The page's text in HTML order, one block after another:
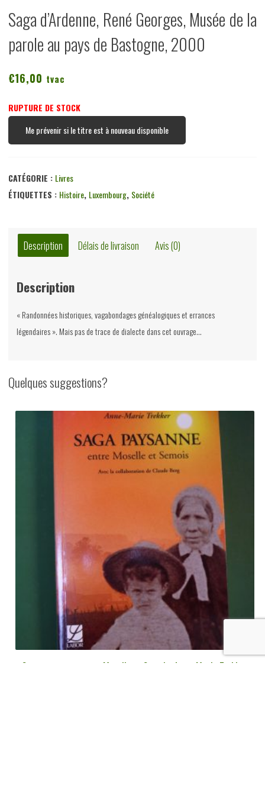
Saga d’Ardenne, René Georges, Musée de la
parole au pays de Bastogne, 2000
€16,00 tvac
RUPTURE DE STOCK
Me prévenir si le titre est à nouveau disponible
CATÉGORIE : Livres
ÉTIQUETTES : Histoire, Luxembourg, Société
Description Délais de livraison Avis (0)
Description
« Randonnées historiques, vagabondages généalogiques et errances
légendaires ». Mais pas de trace de dialecte dans cet ouvrage…
Quelques suggestions?
Saga paysanne entre Moselle et Semois, Anne-Marie Trekker,